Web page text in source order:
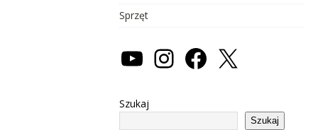
Sprzęt
Szukaj
Szukaj